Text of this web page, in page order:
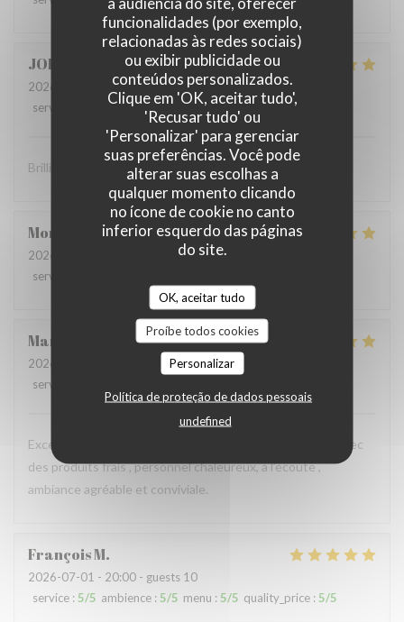
funcionalidades (por exemplo,
relacionadas às redes sociais)
ou exibir publicidade ou
conteúdos personalizados.
Clique em 'OK, aceitar tudo',
'Recusar tudo' ou
'Personalizar' para gerenciar
suas preferências. Você pode
alterar suas escolhas a
qualquer momento clicando
no ícone de cookie no canto
inferior esquerdo das páginas
do site.
OK, aceitar tudo
Proíbe todos cookies
Personalizar
Política de proteção de dados pessoais
undefined
JOHN
2026-07-10
- 19:00 - guests 2
service
ambience :5/5 menu:5/5 quality_price
Brilliant food and brilliant sevice
MontaigneI
2026-07-07
- 19:30 - guests 3
service
Marie Paule
2026-07-04
- 13:15 - guests 4
service
Excellent restaurant, plats délicieux, copieux, préparés avec
des produits frais , personnel chaleureux, à l’écoute ,
ambiance agréable et conviviale.
FrançoisM
2026-07-01 - 20:00 - guests 10
service : 5/5 ambience : 5/5 menu : 5/5 quality_price : 5/5